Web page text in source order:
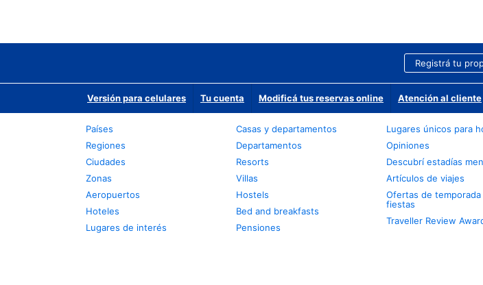
Registrá tu
Versión para celulares Tu cuenta Modificá tus reservas online Atención al cliente
Países
Regiones
Ciudades
Zonas
Aeropuertos
Hoteles
Lugares de interés
Casas y departamentos
Departamentos
Resorts
Villas
Hostels
Bed and breakfasts
Pensiones
Lugares únicos para
Opiniones
Descubrí estadías
Artículos de viajes
Ofertas de temporada
fiestas
Traveller Review